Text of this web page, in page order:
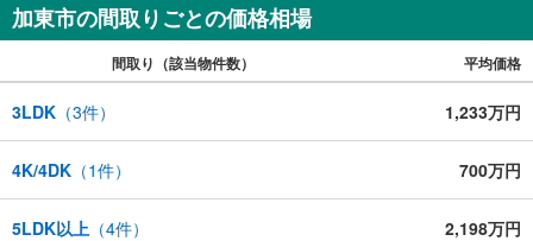
加東市の間取りごとの価格相場
間取り（該当物件数） 平均価格
3LDK （3件） 1,233万円
4K/4DK （1件） 700万円
5LDK以上 （4件） 2,198万円